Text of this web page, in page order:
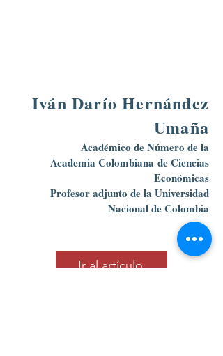
Iván Darío Hernández
Umaña
Académico de Número de la
Academia Colombiana de Ciencias
Económicas
Profesor adjunto de la Universidad
Nacional de Colombia
Ir al artículo